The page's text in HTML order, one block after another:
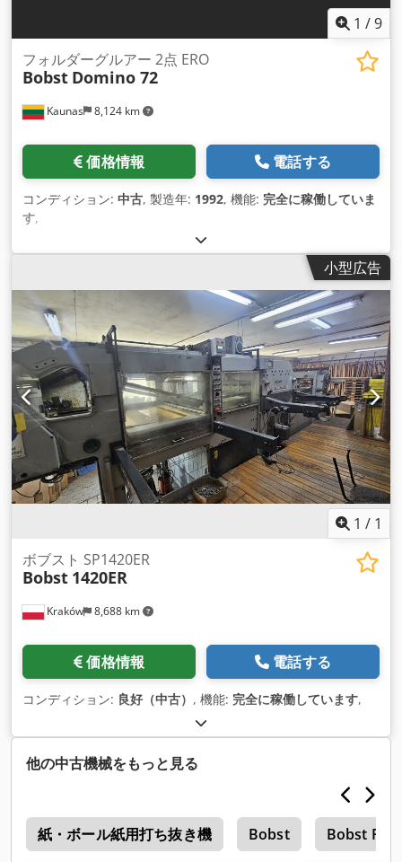
1 /9
Kaunas 8,124 km
フォルダーグルアー 2点 ERO
Bobst Domino 72
価格情報 電話する
コンディション: 中古, 製造年: 1992, 機能: 完全に稼働していま
す,
小型広告
1 / 1
Kraków 8,688 km
ボブスト SP1420ER
Bobst 1420ER
価格情報 電話する
コンディション: 良好（中古） , 機能: 完全に稼働しています,
他の中古機械をもっと見る
紙・ボール紙用打ち抜き機 Bobst Bobst Pcr